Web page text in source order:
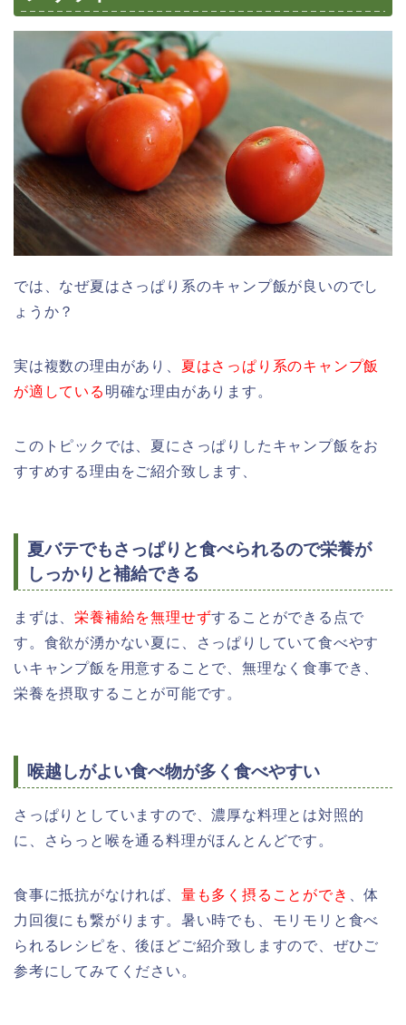
では、なぜ夏はさっぱり系のキャンプ飯が良いのでし
ょうか？
実は複数の理由があり、 夏はさっぱり系のキャンプ飯
が適している 明確な理由があります。
このトピックでは、夏にさっぱりしたキャンプ飯をお
すすめする理由をご紹介致します、
夏バテでもさっぱりと食べられるので栄養が
しっかりと補給できる
まずは、栄養補給を無理せずすることができる点で
す。食欲が湧かない夏に、さっぱりしていて食べやす
いキャンプ飯を用意することで、無理なく食事でき、
栄養を摂取することが可能です。
喉越しがよい食べ物が多く食べやすい
さっぱりとしていますので、濃厚な料理とは対照的
に、さらっと喉を通る料理がほんとんどです。
食事に抵抗がなければ、 量も多く摂ることができ 、体
力回復にも繋がります。暑い時でも、モリモリと食べ
られるレシピを、後ほどご紹介致しますので、ぜひご
参考にしてみてください。